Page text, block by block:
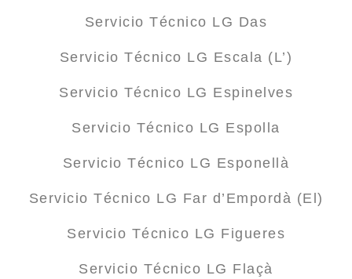
Servicio Técnico LG Das
Servicio Técnico LG Escala (L’)
Servicio Técnico LG Espinelves
Servicio Técnico LG Espolla
Servicio Técnico LG Esponellà
Servicio Técnico LG Far d’Empordà (El)
Servicio Técnico LG Figueres
Servicio Técnico LG Flaçà